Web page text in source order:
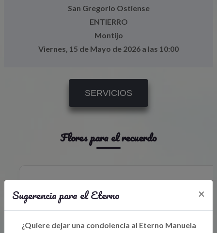
San Gregorio Ostiense
ENTIERRO
Montijo
Viernes, 15 de Mayo de 2026 a las 10:00
SERVICIOS
Flores para el recuerdo
Sugerencia para el Eterno ×
¿Quiere dejar una condolencia al Eterno Manuela